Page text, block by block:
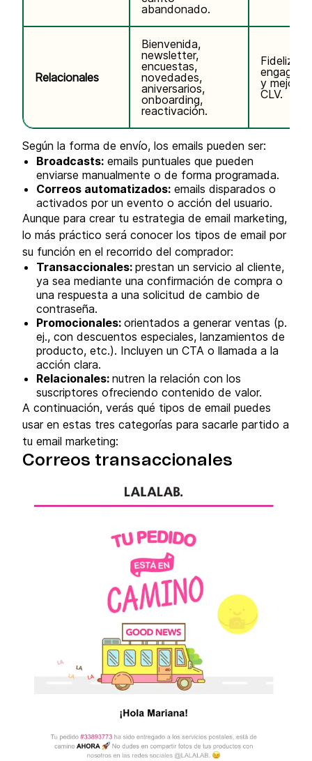
abandonado.
Relacionales
Bienvenida,
newsletter,
encuestas,
novedades,
aniversarios,
onboarding,
reactivación.
y mejora
CLV.
Según la forma de envío, los emails pueden ser:
Broadcasts: emails puntuales que pueden
enviarse manualmente o de forma programada.
Correos automatizados: emails disparados o
activados por un evento o acción del usuario.
Aunque para crear tu estrategia de email marketing,
lo más práctico será conocer los tipos de email por
su función en el recorrido del comprador:
Transaccionales: prestan un servicio al cliente,
ya sea mediante una confirmación de compra o
una respuesta a una solicitud de cambio de
contraseña.
Promocionales: orientados a generar ventas (p.
ej., con descuentos especiales, lanzamientos de
producto, etc.). Incluyen un CTA o llamada a la
acción clara.
Relacionales: nutren la relación con los
suscriptores ofreciendo contenido de valor.
A continuación, verás qué tipos de email puedes
usar en estas tres categorías para sacarle partido a
tu email marketing:
Correos transaccionales